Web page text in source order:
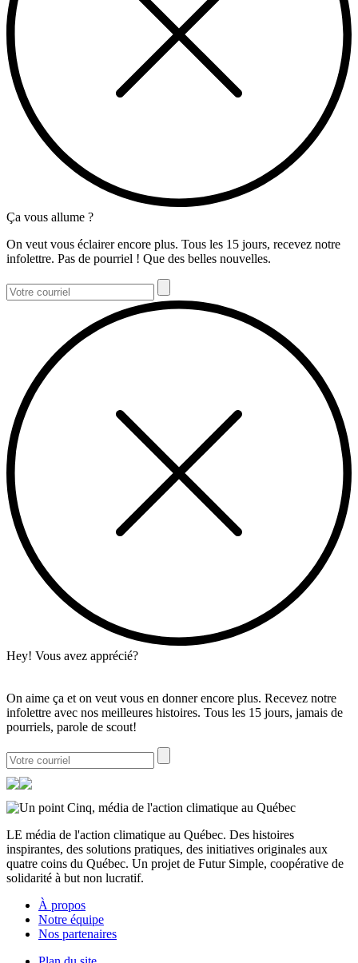
Ça vous allume ?
On veut vous éclairer encore plus. Tous les 15 jours, recevez notre
infolettre. Pas de pourriel ! Que des belles nouvelles.
Hey! Vous avez apprécié?
On aime ça et on veut vous en donner encore plus. Recevez notre
infolettre avec nos meilleures histoires. Tous les 15 jours, jamais de
pourriels, parole de scout!
LE média de l'action climatique au Québec. Des histoires
inspirantes, des solutions pratiques, des initiatives originales aux
quatre coins du Québec. Un projet de Futur Simple, coopérative de
solidarité à but non lucratif.
À propos
Notre équipe
Nos partenaires